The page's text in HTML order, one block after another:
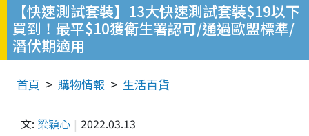
【快速測試套裝】13大快速測試套裝$19以下
買到！最平$10獲衛生署認可/通過歐盟標準/
潛伏期適用
首頁 購物情報 生活百貨
文: 梁穎心 2022.03.13